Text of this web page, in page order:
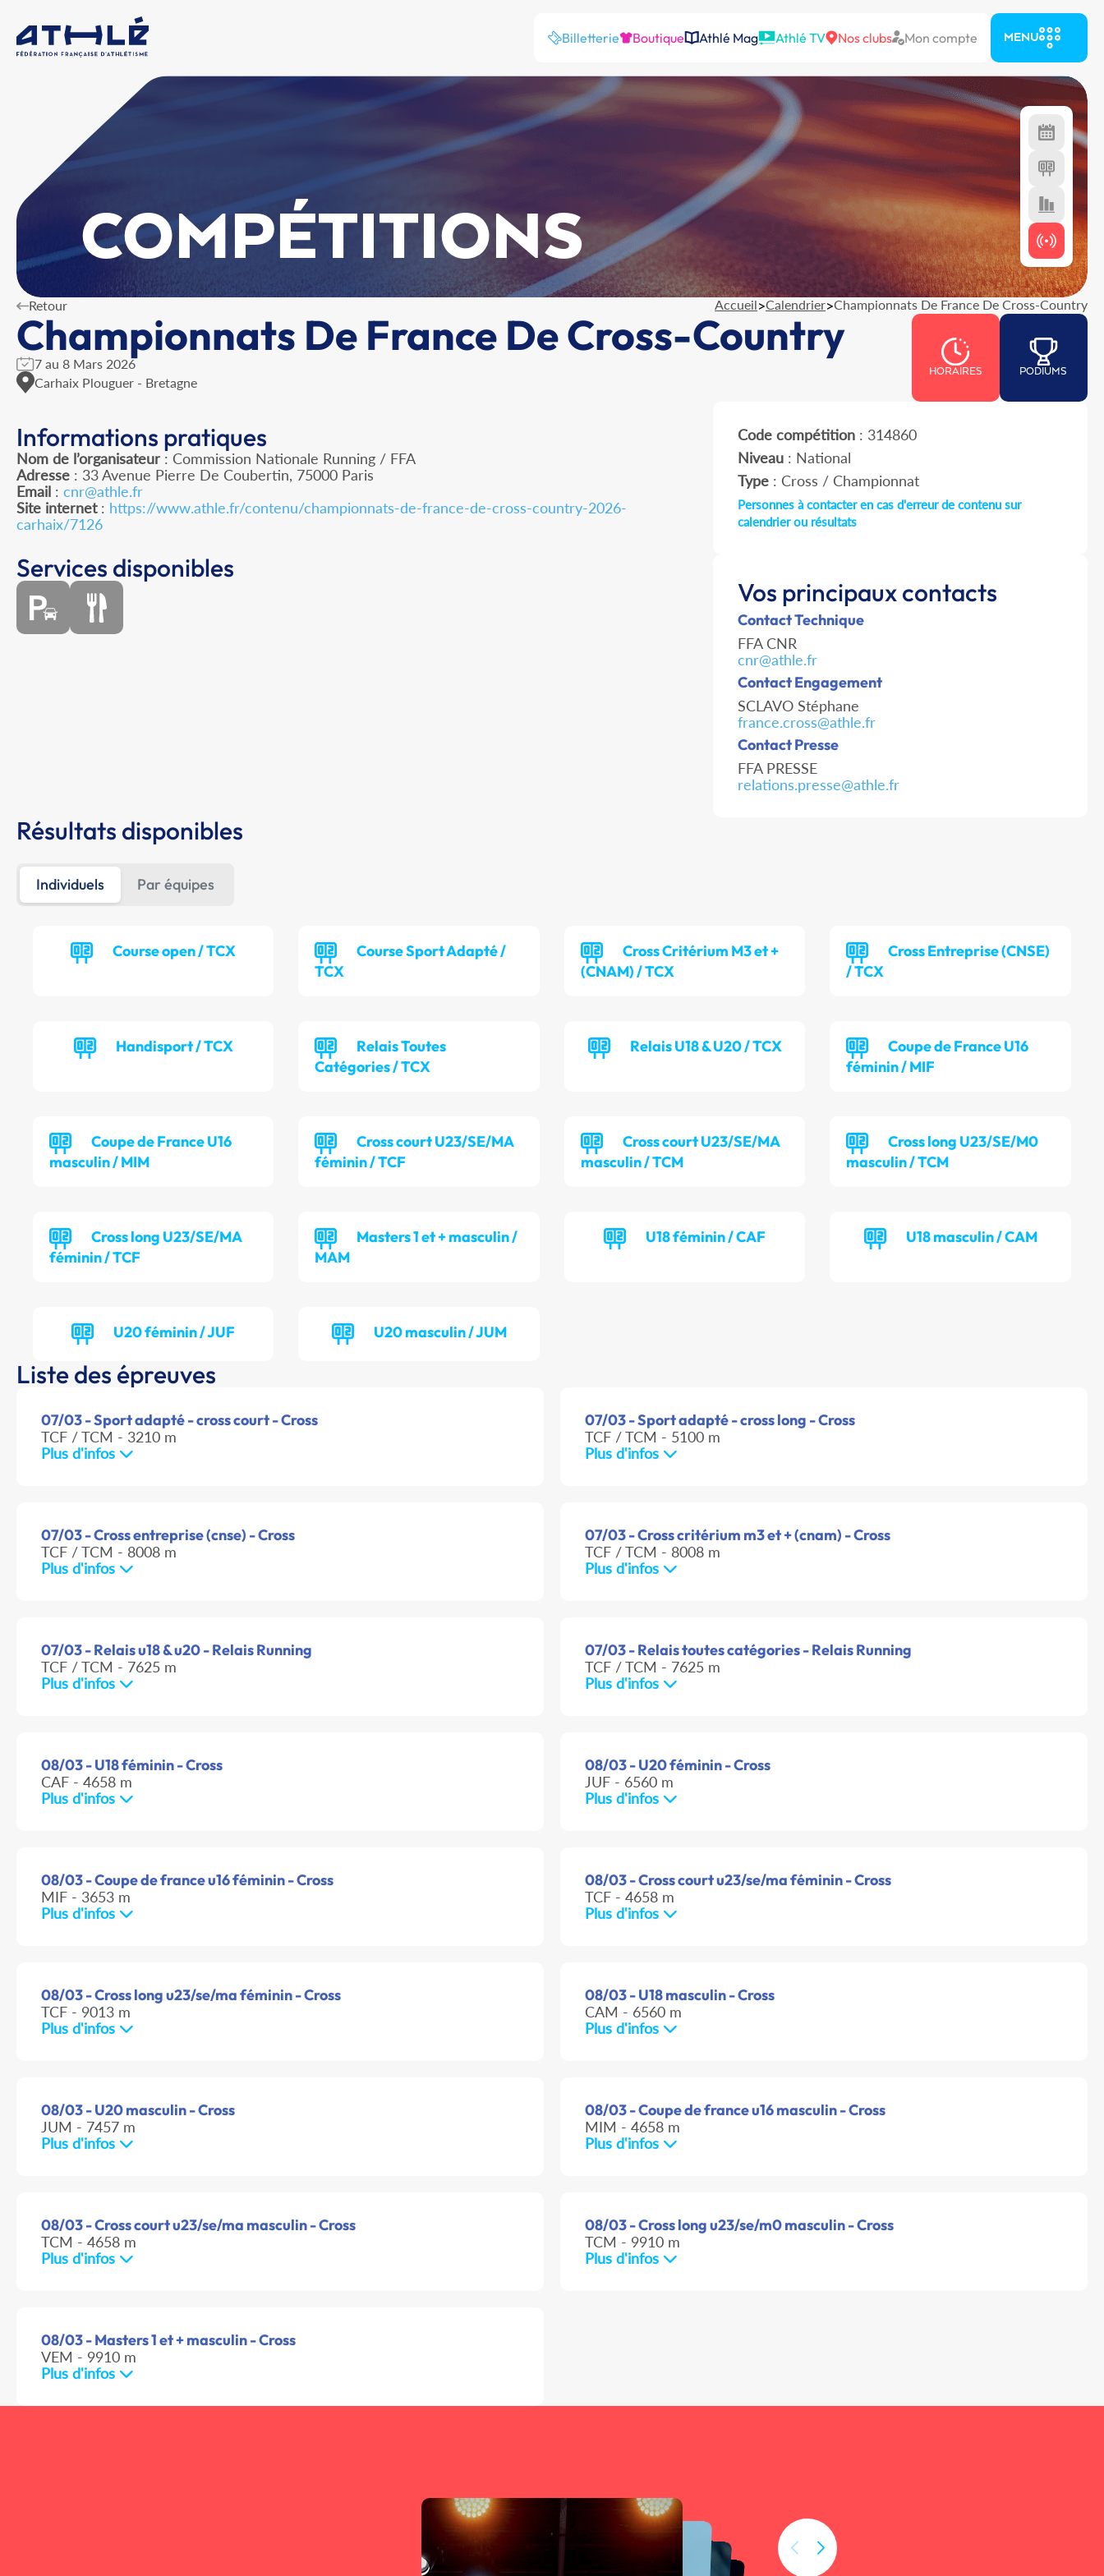
Billetterie Boutique Athlé Mag Athlé TV Nos clubs Mon compte MENU
COMPÉTITIONS
Retour Accueil>Calendrier>Championnats De France De Cross-Country
Championnats De France De Cross-Country
7 au 8 Mars 2026
Carhaix Plouguer - Bretagne
HORAIRES PODIUMS
Informations pratiques
Nom de l’organisateur : Commission Nationale Running / FFA
Adresse : 33 Avenue Pierre De Coubertin, 75000 Paris
Email : cnr@athle.fr
Site internet: https://www.athle.fr/contenu/championnats-de-france-de-cross-country-2026-
carhaix/7126
Code compétition: 314860
Niveau: National
Type: Cross / Championnat
Personnes à contacter en cas d'erreur de contenu sur
calendrier ou résultats
Services disponibles
Vos principaux contacts
Contact Technique
FFA CNR
cnr@athle.fr
Contact Engagement
SCLAVO Stéphane
france.cross@athle.fr
Contact Presse
FFA PRESSE
relations.presse@athle.fr
Résultats disponibles
Individuels Par équipes
Course open / TCX
Course Sport Adapté /
TCX
Cross Critérium M3 et +
(CNAM) / TCX
Cross Entreprise (CNSE)
/ TCX
Handisport / TCX
Relais Toutes
Catégories / TCX
Relais U18 & U20 / TCX
Coupe de France U16
féminin / MIF
Coupe de France U16
masculin / MIM
Cross court U23/SE/MA
féminin / TCF
Cross court U23/SE/MA
masculin / TCM
Cross long U23/SE/M0
masculin / TCM
Cross long U23/SE/MA
féminin / TCF
Masters 1 et + masculin /
MAM
U18 féminin / CAF U18 masculin / CAM
U20 féminin / JUF U20 masculin / JUM
Liste des épreuves
07/03 - Sport adapté - cross court - Cross
TCF / TCM - 3210 m
Plus d'infos
07/03 - Sport adapté - cross long - Cross
TCF / TCM - 5100 m
Plus d'infos
07/03 - Cross entreprise (cnse) - Cross
TCF / TCM - 8008 m
Plus d'infos
07/03 - Cross critérium m3 et + (cnam) - Cross
TCF / TCM - 8008 m
Plus d'infos
07/03 - Relais u18 & u20 - Relais Running
TCF / TCM - 7625 m
Plus d'infos
07/03 - Relais toutes catégories - Relais Running
TCF / TCM - 7625 m
Plus d'infos
08/03 - U18 féminin - Cross
CAF - 4658 m
Plus d'infos
08/03 - U20 féminin - Cross
JUF - 6560 m
Plus d'infos
08/03 - Coupe de france u16 féminin - Cross
MIF - 3653 m
Plus d'infos
08/03 - Cross court u23/se/ma féminin - Cross
TCF - 4658 m
Plus d'infos
08/03 - Cross long u23/se/ma féminin - Cross
TCF - 9013 m
Plus d'infos
08/03 - U18 masculin - Cross
CAM - 6560 m
Plus d'infos
08/03 - U20 masculin - Cross
JUM - 7457 m
Plus d'infos
08/03 - Coupe de france u16 masculin - Cross
MIM - 4658 m
Plus d'infos
08/03 - Cross court u23/se/ma masculin - Cross
TCM - 4658 m
Plus d'infos
08/03 - Cross long u23/se/m0 masculin - Cross
TCM - 9910 m
Plus d'infos
08/03 - Masters 1 et + masculin - Cross
VEM - 9910 m
Plus d'infos